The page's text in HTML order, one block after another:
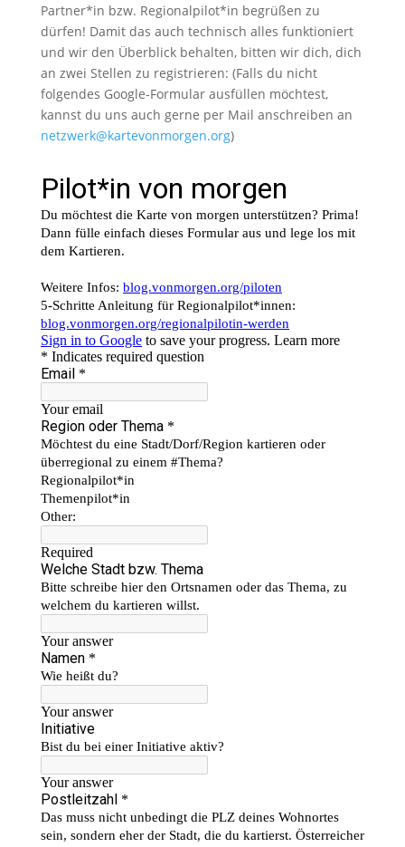
Partner*in bzw. Regionalpilot*in begrüßen zu
dürfen! Damit das auch technisch alles funktioniert
und wir den Überblick behalten, bitten wir dich, dich
an zwei Stellen zu registrieren: (Falls du nicht
folgendes Google-Formular ausfüllen möchtest,
kannst du uns auch gerne per Mail anschreiben an
netzwerk@kartevonmorgen.org)